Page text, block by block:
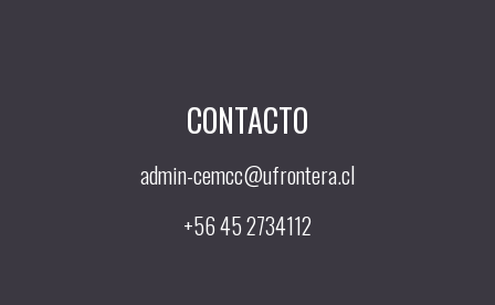
CONTACTO
admin-cemcc@ufrontera.cl
+56 45 2734112